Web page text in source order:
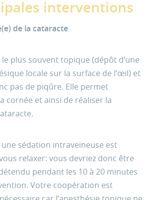
interventions
de la cataracte
le plus souvent topique (dépôt d’une
locale sur la surface de l’œil) et
pas de piqûre. Elle permet
cornée et ainsi de réaliser la
sédation intraveineuse est
relaxer: vous devriez donc être
pendant les 10 à 20 minutes
Votre coopération est